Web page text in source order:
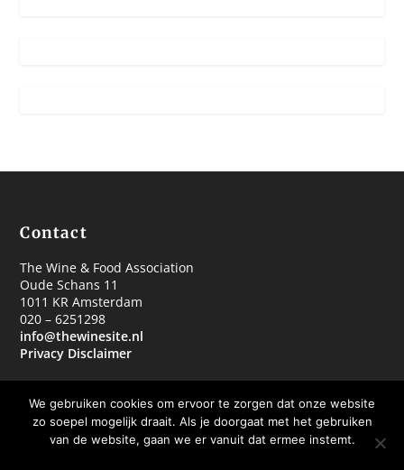
Contact
The Wine & Food Association
Oude Schans 11
1011 KR Amsterdam
020 – 6251298
info@thewinesite.nl
Privacy Disclaimer
We gebruiken cookies om ervoor te zorgen dat onze website
zo soepel mogelijk draait. Als je doorgaat met het gebruiken
van de website, gaan we er vanuit dat ermee instemt.